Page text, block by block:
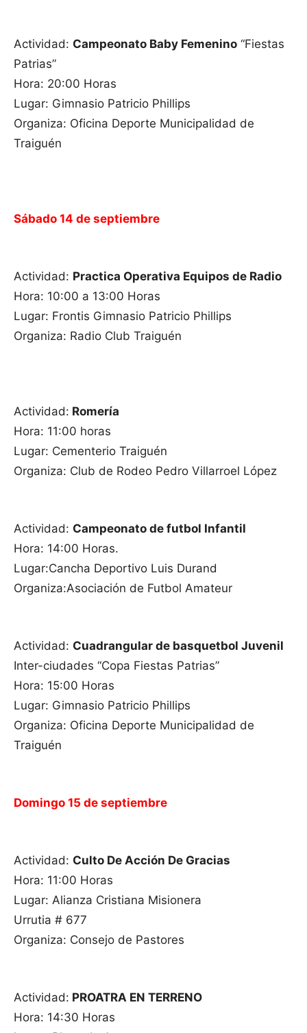
Actividad: Campeonato Baby Femenino “Fiestas
Patrias”
Hora: 20:00 Horas
Lugar: Gimnasio Patricio Phillips
Organiza: Oficina Deporte Municipalidad de
Traiguén
Sábado 14 de septiembre
Actividad: Practica Operativa Equipos de Radio
Hora: 10:00 a 13:00 Horas
Lugar: Frontis Gimnasio Patricio Phillips
Organiza: Radio Club Traiguén
Actividad: Romería
Hora: 11:00 horas
Lugar: Cementerio Traiguén
Organiza: Club de Rodeo Pedro Villarroel López
Actividad: Campeonato de futbol Infantil
Hora: 14:00 Horas.
Lugar:Cancha Deportivo Luis Durand
Organiza:Asociación de Futbol Amateur
Actividad: Cuadrangular de basquetbol Juvenil
Inter-ciudades “Copa Fiestas Patrias”
Hora: 15:00 Horas
Lugar: Gimnasio Patricio Phillips
Organiza: Oficina Deporte Municipalidad de
Traiguén
Domingo 15 de septiembre
Actividad: Culto De Acción De Gracias
Hora: 11:00 Horas
Lugar: Alianza Cristiana Misionera
Urrutia # 677
Organiza: Consejo de Pastores
Actividad: PROATRA EN TERRENO
Hora: 14:30 Horas